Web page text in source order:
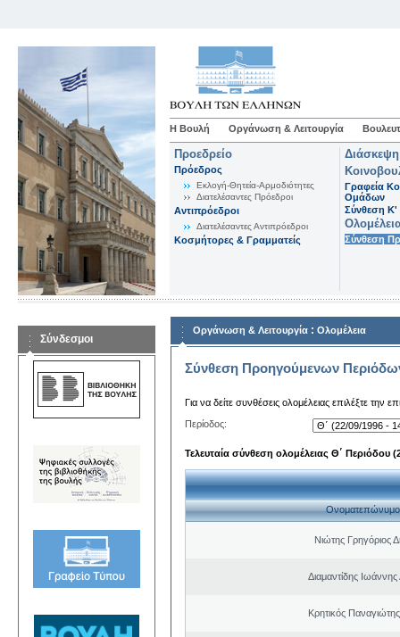
Η Βουλή Οργάνωση & Λειτουργία
Προεδρείο
Πρόεδρος
Εκλογή-Θητεία-Αρμοδιότητες
Διατελέσαντες Πρόεδροι
Αντιπρόεδροι
Διατελέσαντες Αντιπρόεδροι
Κοσμήτορες & Γραμματείς
Γραφεία
Ομάδων
Σύνθεση K'
Σύνθεση
Σύνδεσμοι
Οργάνωση & Λειτουργία : Ολομέλεια
Σύνθεση Προηγούμενων
Για να δείτε συνθέσεις ολομέλειας επιλέξτε την
Περίοδος:
Τελευταία σύνθεση ολομέλειας Θ΄ Περιόδου
Ονοματεπώνυμο
Νιώτης Γρηγόριος
Διαμαντίδης Ιωάννης
Κρητικός